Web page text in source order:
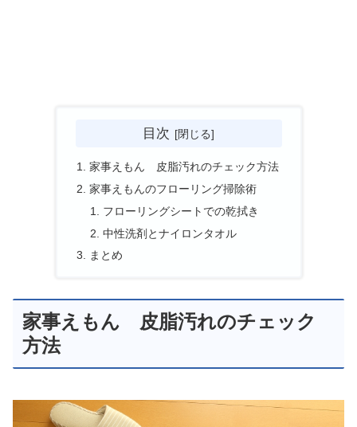
目次
家事えもん 皮脂汚れのチェック方法
家事えもんのフローリング掃除術
フローリングシートでの乾拭き
中性洗剤とナイロンタオル
まとめ
家事えもん 皮脂汚れのチェック
方法